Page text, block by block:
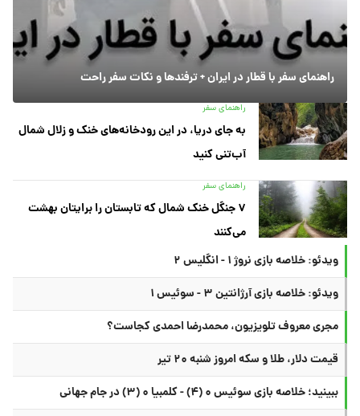
راهنمای سفر با قطار در ایران + ترفندها و نکات سفر راحت
راهنمای سفر
به جای دریا، در این رودخانه‌های خنک و زلال شمال
آب‌تنی کنید
راهنمای سفر
۷ جنگل خنک شمال که تابستان را برایتان بهشت
می‌کنند
ویدئو: خلاصه بازی نروژ ۱ - انگلیس ۲
ویدئو: خلاصه بازی آرژانتین ۳ - سوئیس ۱
مجری معروف تلویزیون، محمدرضا احمدی کجاست؟
قیمت دلار، طلا و سکه امروز شنبه ۲۰ تیر
ببینید؛ خلاصه بازی سوئیس ۰ (۴) - کلمبیا ۰ (۳) در جام جهانی